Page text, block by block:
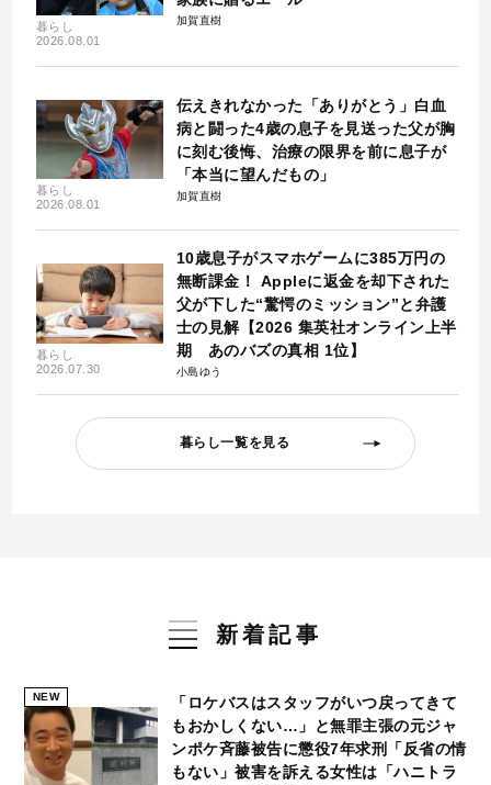
暮らし
2026.08.01
加賀直樹
暮らし
2026.08.01
伝えきれなかった「ありがとう」白血
病と闘った4歳の息子を見送った父が胸
に刻む後悔、治療の限界を前に息子が
「本当に望んだもの」
加賀直樹
暮らし
2026.07.30
10歳息子がスマホゲームに385万円の
無断課金！ Appleに返金を却下された
父が下した“驚愕のミッション”と弁護
士の見解【2026 集英社オンライン上半
期 あのバズの真相 1位】
小島ゆう
暮らし一覧を見る
新着記事
NEW
「ロケバスはスタッフがいつ戻ってきて
もおかしくない…」と無罪主張の元ジャ
ンポケ斉藤被告に懲役7年求刑「反省の情
もない」被害を訴える女性は「ハニトラ